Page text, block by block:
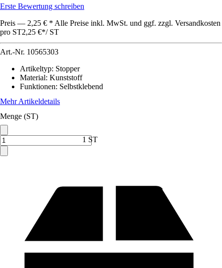
Erste Bewertung schreiben
Preis — 2,25 € * Alle Preise inkl. MwSt. und ggf. zzgl. Versandkosten
pro ST2,25 €*/ ST
Art.-Nr. 10565303
Artikeltyp: Stopper
Material: Kunststoff
Funktionen: Selbstklebend
Mehr Artikeldetails
Menge (ST)
1 ST